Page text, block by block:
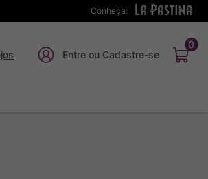
Conheça:
0